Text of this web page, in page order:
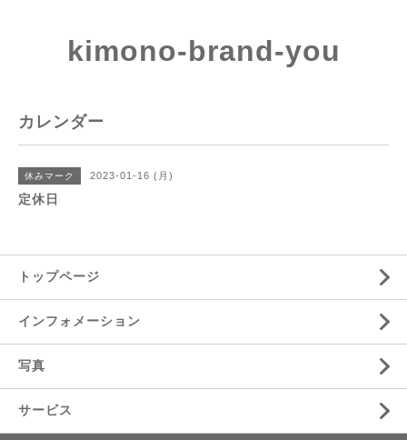
kimono-brand-you
カレンダー
休みマーク 2023-01-16 (月)
定休日
トップページ
インフォメーション
写真
サービス